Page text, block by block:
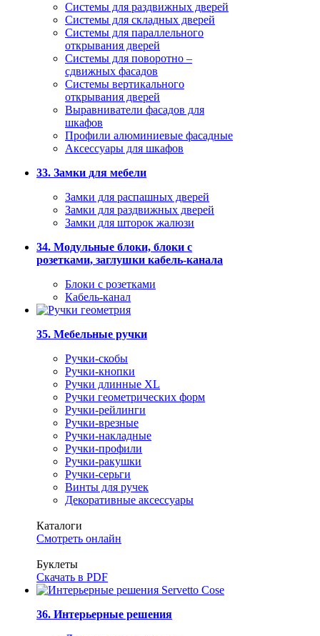
Системы для раздвижных дверей
Системы для складных дверей
Системы для параллельного
открывания дверей
Системы для поворотно –
сдвижных фасадов
Системы вертикального
открывания дверей
Выравниватели фасадов для
шкафов
Профили алюминиевые фасадные
Аксессуары для шкафов
33. Замки для мебели
Замки для распашных дверей
Замки для раздвижных дверей
Замки для шторок жалюзи
34. Модульные блоки, блоки с
розетками, заглушки кабель-канала
Блоки с розетками
Кабель-канал
35. Мебельные ручки
Ручки-скобы
Ручки-кнопки
Ручки длинные XL
Ручки геометрических форм
Ручки-рейлинги
Ручки-врезные
Ручки-накладные
Ручки-профили
Ручки-ракушки
Ручки-серьги
Винты для ручек
Декоративные аксессуары
Каталоги
Смотреть онлайн
Буклеты
Скачать в PDF
36. Интерьерные решения